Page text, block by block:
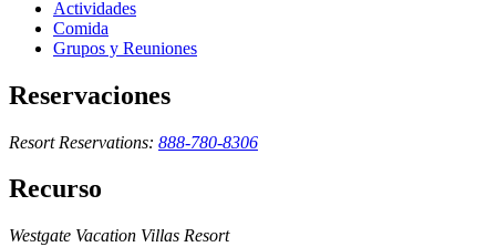
Actividades
Comida
Grupos y Reuniones
Reservaciones
Resort Reservations: 888-780-8306
Recurso
Westgate Vacation Villas Resort